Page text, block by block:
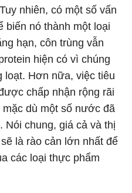
nhiên, có một số vấn
biến nó thành một loại
hạn, côn trùng vẫn
hiện có vì chúng
loạt. Hơn nữa, việc tiêu
chấp nhận rộng rãi
dù một số nước đã
Nói chung, giá cả và thị
là rào cản lớn nhất để
các loại thực phẩm